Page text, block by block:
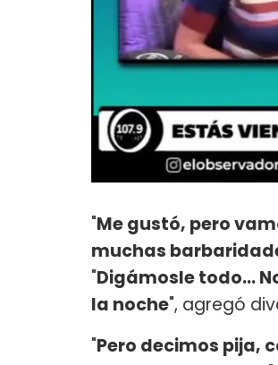
"Me gustó, pero
muchas
"Digámosle todo...
la noche", agregó
"Pero decimos pija,